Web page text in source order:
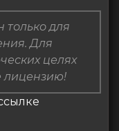
только для
Для
целях
лицензию!